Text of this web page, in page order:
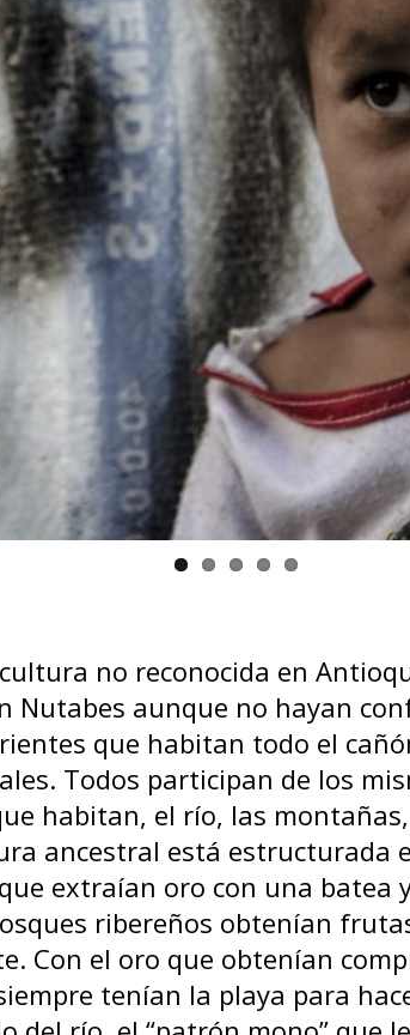
que habitan todo el
Todos participan de los
habitan, el río, las montañas,
ancestral está estructurada
extraían oro con una batea
ribereños obtenían
Con el oro que obtenían
tenían la playa para
del río, el “patrón mono” que
el proyecto Hidroituango,
su territorio: quitarles el río.